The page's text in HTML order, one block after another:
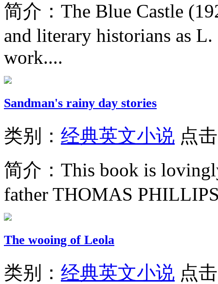
简介： The Blue Castle
and literary historians as
work....
Sandman's rainy day stories
类别： 经典英文小说 点
简介： This book is
father THOMAS
The wooing of Leola
类别： 经典英文小说 点